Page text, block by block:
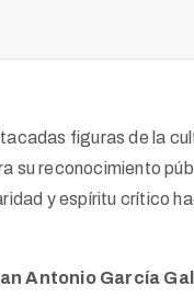
figuras de la
su reconocimiento
y espíritu crítico
Antonio García